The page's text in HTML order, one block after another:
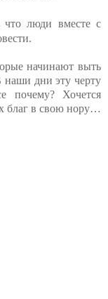
что люди вместе с
начинают выть
наши дни эту черту
почему? Хочется
благ в свою нору…